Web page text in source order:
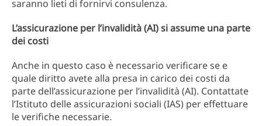
saranno lieti di fornirvi consulenza.
L’assicurazione per l’invalidità (AI) si assume una parte
dei costi
Anche in questo caso è necessario verificare se e
quale diritto avete alla presa in carico dei costi da
parte dell’assicurazione per l’invalidità (AI). Contattate
l’Istituto delle assicurazioni sociali (IAS) per effettuare
le verifiche necessarie.